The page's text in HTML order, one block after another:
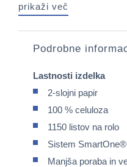
prikaži več
Podrobne
Lastnosti izdelka
2-slojni papir
100 % celuloza
1150 listov na rolo
Sistem
Manjša poraba in